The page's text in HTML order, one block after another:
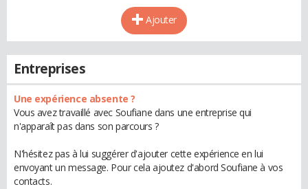
Ajouter
Entreprises
Une expérience absente ?
Vous avez travaillé avec Soufiane dans une entreprise qui
n'apparaît pas dans son parcours ?
N'hésitez pas à lui suggérer d'ajouter cette expérience en lui
envoyant un message. Pour cela ajoutez d'abord Soufiane à vos
contacts.